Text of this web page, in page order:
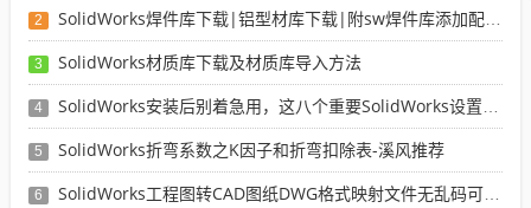
2 SolidWorks焊件库下载|铝型材库下载|附sw焊件库添加配置使用教程
3 SolidWorks材质库下载及材质库导入方法
4 SolidWorks安装后别着急用，这八个重要SolidWorks设置可以提高你的画图效率
5 SolidWorks折弯系数之K因子和折弯扣除表-溪风推荐
6 SolidWorks工程图转CAD图纸DWG格式映射文件无乱码可分层-溪风亲测推荐